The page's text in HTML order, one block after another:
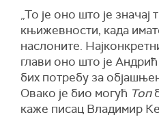
„То је оно што је значај
књижевности, када
наслоните.
глави оно што је
бих потребу за
Овако је био могућ Топ
каже писац Владимир